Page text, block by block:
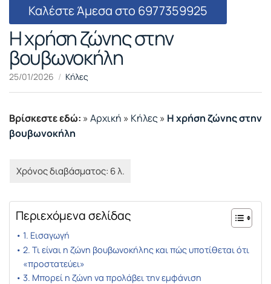
Καλέστε Άμεσα στο 6977359925
Η χρήση ζώνης στην
βουβωνοκήλη
25/01/2026 Κήλες
Βρίσκεστε εδώ: » Αρχική » Κήλες» Η χρήση ζώνης στην
βουβωνοκήλη
Περιεχόμενα σελίδας
1. Εισαγωγή
2. Τι είναι η ζώνη βουβωνοκήλης και πώς υποτίθεται ότι
«προστατεύει»
3. Μπορεί η ζώνη να προλάβει την εμφάνιση